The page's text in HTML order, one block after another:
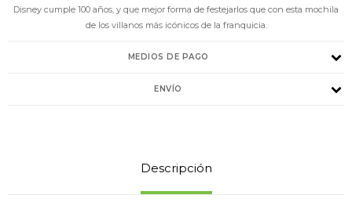
Disney cumple 100 años, y que mejor forma de festejarlos que con esta mochila
de los villanos más icónicos de la franquicia.
MEDIOS DE PAGO
ENVÍO
Descripción